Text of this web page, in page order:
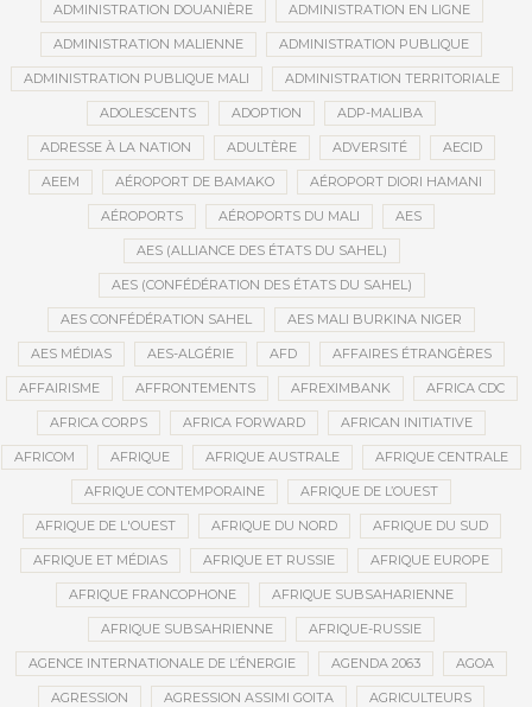
ADMINISTRATION DOUANIÈRE ADMINISTRATION EN LIGNE
ADMINISTRATION MALIENNE ADMINISTRATION PUBLIQUE
ADMINISTRATION PUBLIQUE MALI ADMINISTRATION TERRITORIALE
ADOLESCENTS ADOPTION ADP-MALIBA
ADRESSE À LA NATION ADULTÈRE ADVERSITÉ AECID
AEEM AÉROPORT DE BAMAKO AÉROPORT DIORI HAMANI
AÉROPORTS AÉROPORTS DU MALI AES
AES (ALLIANCE DES ÉTATS DU SAHEL)
AES (CONFÉDÉRATION DES ÉTATS DU SAHEL)
AES CONFÉDÉRATION SAHEL AES MALI BURKINA NIGER
AES MÉDIAS AES-ALGÉRIE AFD AFFAIRES ÉTRANGÈRES
AFFAIRISME AFFRONTEMENTS AFREXIMBANK AFRICA CDC
AFRICA CORPS AFRICA FORWARD AFRICAN INITIATIVE
AFRICOM AFRIQUE AFRIQUE AUSTRALE AFRIQUE CENTRALE
AFRIQUE CONTEMPORAINE AFRIQUE DE L’OUEST
AFRIQUE DE L'OUEST AFRIQUE DU NORD AFRIQUE DU SUD
AFRIQUE ET MÉDIAS AFRIQUE ET RUSSIE AFRIQUE EUROPE
AFRIQUE FRANCOPHONE AFRIQUE SUBSAHARIENNE
AFRIQUE SUBSAHRIENNE AFRIQUE-RUSSIE
AGENCE INTERNATIONALE DE L’ÉNERGIE AGENDA 2063 AGOA
AGRESSION AGRESSION ASSIMI GOITA AGRICULTEURS